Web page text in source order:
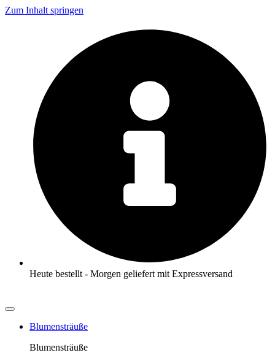
Zum Inhalt springen
Heute bestellt - Morgen geliefert mit Expressversand
Blumensträuße
Blumensträuße